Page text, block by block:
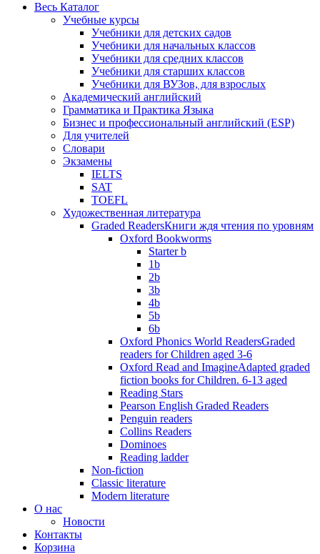
Весь Каталог
Учебные курсы
Учебники для детских садов
Учебники для начальных классов
Учебники для средних классов
Учебники для старших классов
Учебники для ВУЗов, для взрослых
Академический английский
Грамматика и Практика Языка
Бизнес и профессиональный английский (ESP)
Для учителей
Словари
Экзамены
IELTS
SAT
TOEFL
Художественная литература
Graded ReadersКниги ждя чтения по уровням
Oxford Bookworms
Starter b
1b
2b
3b
4b
5b
6b
Oxford Phonics World ReadersGraded
readers for Children aged 3-6
Oxford Read and ImagineAdapted graded
fiction books for Children. 6-13 aged
Reading Stars
Pearson English Graded Readers
Penguin readers
Collins Readers
Dominoes
Reading ladder
Non-fiction
Classic literature
Modern literature
О нас
Новости
Контакты
Корзина